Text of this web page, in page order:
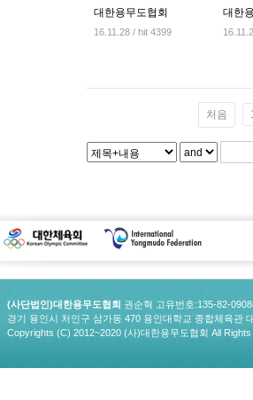
대한용무도협회
16.11.28 / hit 4399
대한
처음
(사단법인)대한용무도협회 권순혁 고유번호:135-82-
경기 용인시 처인구 삼가동 470 용인대학교 종합체육관
Copyrights (C) 2012~2020 (사)대한용무도협회 All